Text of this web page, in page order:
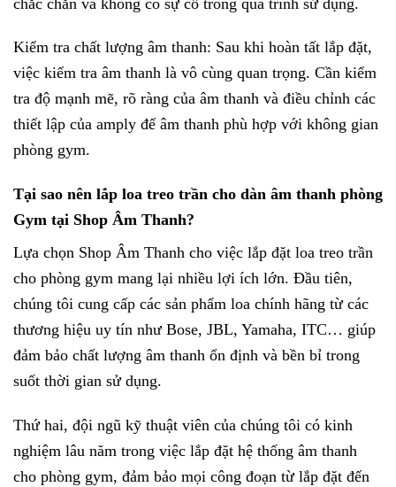
Kiểm tra chất lượng âm thanh: Sau khi hoàn tất lắp đặt,
việc kiểm tra âm thanh là vô cùng quan trọng. Cần kiểm
tra độ mạnh mẽ, rõ ràng của âm thanh và điều chỉnh các
thiết lập của amply để âm thanh phù hợp với không gian
phòng gym.
Tại sao nên lắp loa treo trần cho dàn âm thanh phòng
Gym tại Shop Âm Thanh?
Lựa chọn Shop Âm Thanh cho việc lắp đặt loa treo trần
cho phòng gym mang lại nhiều lợi ích lớn. Đầu tiên,
chúng tôi cung cấp các sản phẩm loa chính hãng từ các
thương hiệu uy tín như Bose, JBL, Yamaha, ITC… giúp
đảm bảo chất lượng âm thanh ổn định và bền bỉ trong
suốt thời gian sử dụng.
Thứ hai, đội ngũ kỹ thuật viên của chúng tôi có kinh
nghiệm lâu năm trong việc lắp đặt hệ thống âm thanh
cho phòng gym, đảm bảo mọi công đoạn từ lắp đặt đến